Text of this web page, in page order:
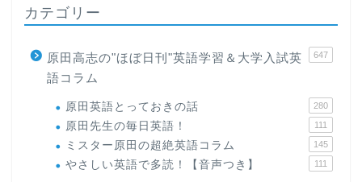
カテゴリー
原田高志の"ほぼ日刊"英語学習＆大学入試英
語コラム
647
原田英語とっておきの話 280
原田先生の毎日英語！ 111
ミスター原田の超絶英語コラム 145
やさしい英語で多読！【音声つき】 111